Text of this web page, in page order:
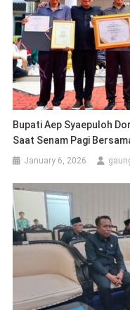
Bupati Aep Syaepuloh
Saat Senam Pagi
January 6, 2026